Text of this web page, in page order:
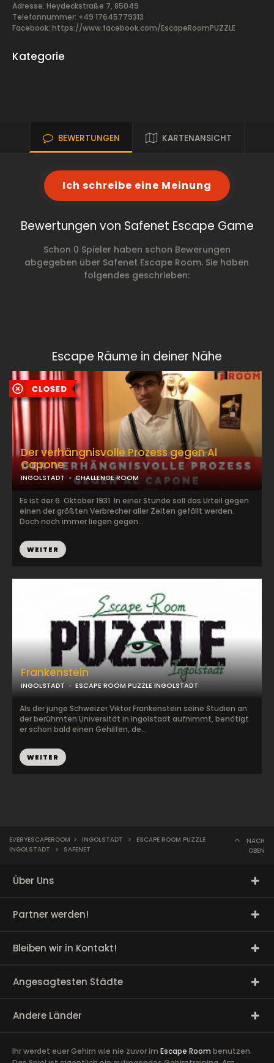
Adresse: Heydeckstraße 7, 85049
Telefonnummer: +49 17645779313
Facebook: https://www.facebook.com/EscapeRoomPUZZLE
Kategorie
BEWERTUNGEN KARTENANSICHT
Ich schreibe eine Meinung
Bewertungen von Safenet Escape Game
Schon 0 Spieler haben schon Bewerungen
abgegeben über Safenet Escape Room. Sie haben
folgendes geschrieben:
Escape Räume in deiner Nähe
Der verhängnisvolle Prozess gegen Al
Capone
INGOLSTADT CHALLENGE ROOM
Es ist der 6. Oktober 1931. In einer Stunde soll das Urteil gegen
einen der größten Verbrecher aller Zeiten gefällt werden.
Doch noch immer liegen gegen...
WEITER
Frankenstein
INGOLSTADT ESCAPE ROOM PUZZLE INGOLSTADT
Als der junge Schweizer Viktor Frankenstein seine Studien an
der berühmten Universität in Ingolstadt aufnimmt, benötigt
er schon bald einen Gehilfen, de...
WEITER
EVERYESCAPEROOM > INGOLSTADT >
ESCAPE ROOM PUZZLE
INGOLSTADT
> SAFENET
NACH
OBEN
Über Uns
Partner werden!
Bleiben wir in Kontakt!
Angesagtesten Städte
Andere Länder
Ihr werdet euer Gehirn wie nie zuvor im Escape Room benutzen.